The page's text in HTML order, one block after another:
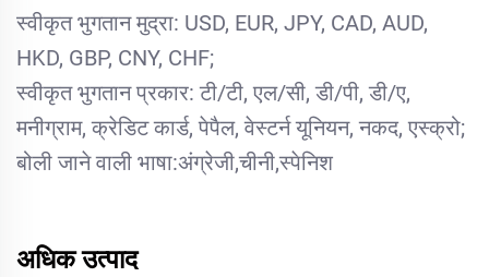
स्वीकृत भुगतान मुद्रा: USD, EUR, JPY, CAD, AUD,
HKD, GBP, CNY, CHF;
स्वीकृत भुगतान प्रकार: टी/टी, एल/सी, डी/पी, डी/ए,
मनीग्राम, क्रेडिट कार्ड, पेपैल, वेस्टर्न यूनियन, नकद, एस्क्रो;
बोली जाने वाली भाषा:अंग्रेजी,चीनी,स्पेनिश
अधिक उत्पाद